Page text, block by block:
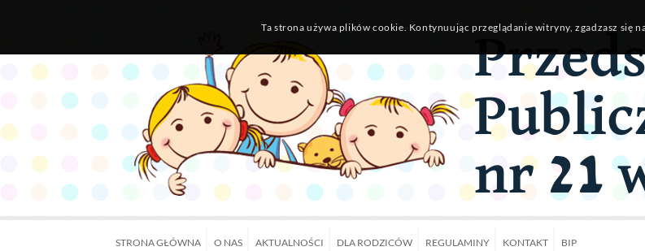
STRONA GŁÓWNA O NAS AKTUALNOŚCI DLA RODZICÓW REGULAMINY KONTAKT BIP
Ta strona używa plików cookie. Kontynuując przeglądanie witryny, zgadzasz się